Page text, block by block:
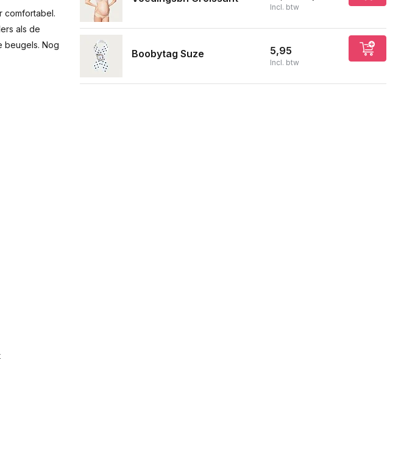
comfortabel.
als de
beugels. Nog
Incl. btw
Boobytag Suze 5,95
Incl. btw